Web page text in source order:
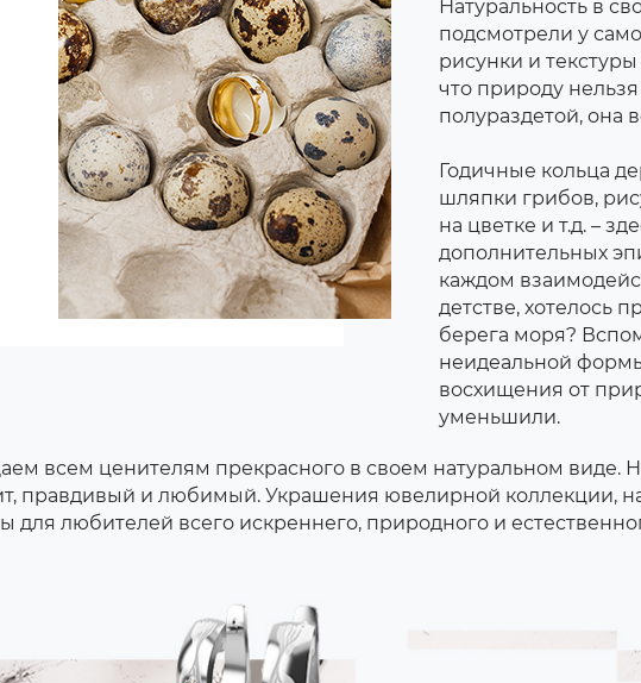
Натуральность в
подсмотрели у
рисунки и
что природу
полураздетой, она
Годичные кольца
шляпки грибов,
на цветке и т.д. –
дополнительных
каждом
детстве, хотелось
берега моря?
неидеальной
восхищения от
уменьшили.
всем ценителям прекрасного в своем натуральном виде.
правдивый и любимый. Украшения ювелирной коллекции,
для любителей всего искреннего, природного и